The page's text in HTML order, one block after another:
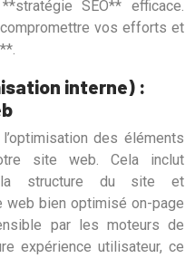
SEO** efficace.
vos efforts et
interne) :
des éléments
site web. Cela inclut
la structure du site et
web bien optimisé on-page
par les moteurs de
expérience utilisateur, ce